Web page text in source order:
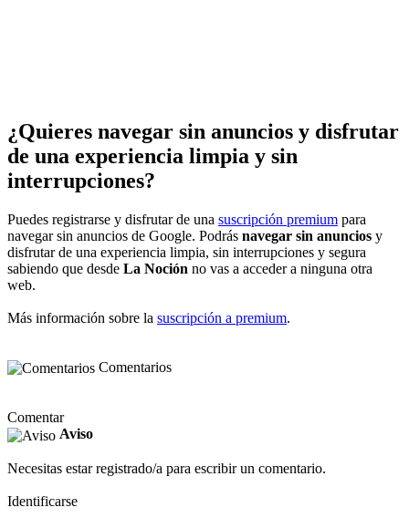
¿Quieres navegar sin anuncios y disfrutar
de una experiencia limpia y sin
interrupciones?
Puedes registrarse y disfrutar de una suscripción premium para
navegar sin anuncios de Google. Podrás navegar sin anuncios y
disfrutar de una experiencia limpia, sin interrupciones y segura
sabiendo que desde La Noción no vas a acceder a ninguna otra
web.
Más información sobre la suscripción a premium.
Comentarios
Comentar
Aviso
Necesitas estar registrado/a para escribir un comentario.
Identificarse